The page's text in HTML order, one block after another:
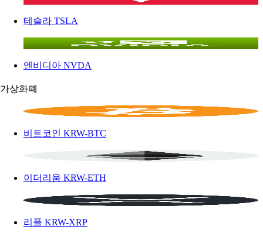
테슬라 TSLA
엔비디아 NVDA
가상화폐
비트코인 KRW-BTC
이더리움 KRW-ETH
리플 KRW-XRP